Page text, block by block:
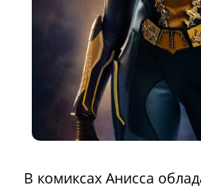
В комиксах Анисса